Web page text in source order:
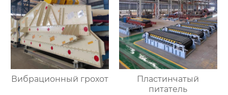
Вибрационный грохот
Пластинчатый
питатель